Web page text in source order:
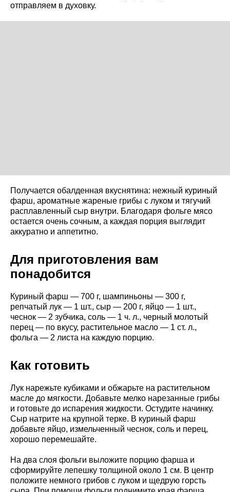
отправляем в духовку.
Получается обалденная вкуснятина: нежный куриный
фарш, ароматные жареные грибы с луком и тягучий
расплавленный сыр внутри. Благодаря фольге мясо
остается очень сочным, а каждая порция выглядит
аккуратно и аппетитно.
Для приготовления вам
понадобится
Куриный фарш — 700 г, шампиньоны — 300 г,
репчатый лук — 1 шт., сыр — 200 г, яйцо — 1 шт.,
чеснок — 2 зубчика, соль — 1 ч. л., черный молотый
перец — по вкусу, растительное масло — 1 ст. л.,
фольга — 2 листа на каждую порцию.
Как готовить
Лук нарежьте кубиками и обжарьте на растительном
масле до мягкости. Добавьте мелко нарезанные грибы
и готовьте до испарения жидкости. Остудите начинку.
Сыр натрите на крупной терке. В куриный фарш
добавьте яйцо, измельченный чеснок, соль и перец,
хорошо перемешайте.
На два слоя фольги выложите порцию фарша и
сформируйте лепешку толщиной около 1 см. В центр
положите немного грибов с луком и щедрую горсть